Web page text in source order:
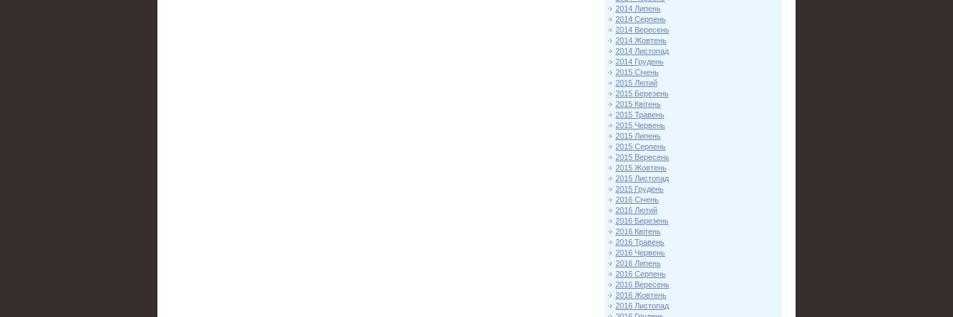
2014 Липень
2014 Серпень
2014 Вересень
2014 Жовтень
2014 Листопад
2014 Грудень
2015 Січень
2015 Лютий
2015 Березень
2015 Квітень
2015 Травень
2015 Червень
2015 Липень
2015 Серпень
2015 Вересень
2015 Жовтень
2015 Листопад
2015 Грудень
2016 Січень
2016 Лютий
2016 Березень
2016 Квітень
2016 Травень
2016 Червень
2016 Липень
2016 Серпень
2016 Вересень
2016 Жовтень
2016 Листопад